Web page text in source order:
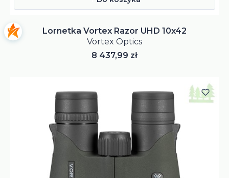
Lornetka Vortex Razor UHD 10x42
Vortex Optics
Cena
8 437,99 zł